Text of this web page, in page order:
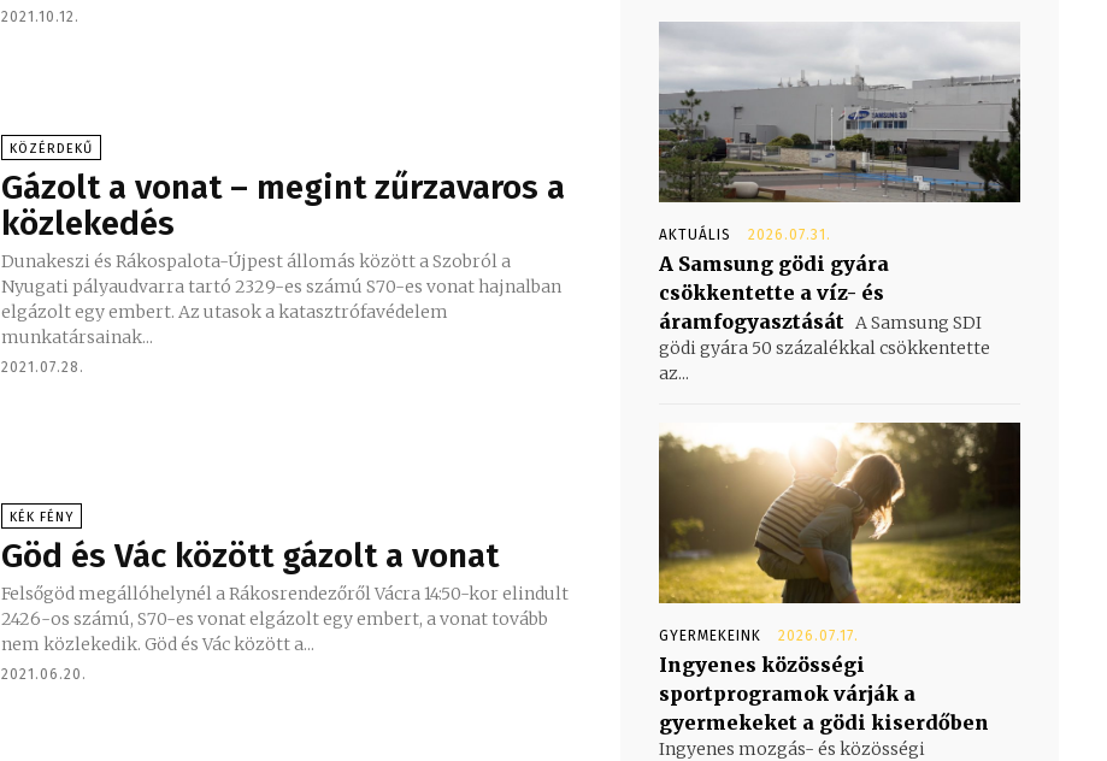
2021.10.12.
KÖZÉRDEKŰ
Gázolt a vonat – megint zűrzavaros a
közlekedés
Dunakeszi és Rákospalota-Újpest állomás között a Szobról a
Nyugati pályaudvarra tartó 2329-es számú S70-es vonat hajnalban
elgázolt egy embert. Az utasok a katasztrófavédelem
munkatársainak...
2021.07.28.
KÉK FÉNY
Göd és Vác között gázolt a vonat
Felsőgöd megállóhelynél a Rákosrendezőről Vácra 14:50-kor elindult
2426-os számú, S70-es vonat elgázolt egy embert, a vonat tovább
nem közlekedik. Göd és Vác között a...
2021.06.20.
AKTUÁLIS 2026.07.31.
A Samsung gödi gyára
csökkentette a víz- és
áramfogyasztását A Samsung SDI
gödi gyára 50 százalékkal csökkentette
az...
GYERMEKEINK 2026.07.17.
Ingyenes közösségi
sportprogramok várják a
gyermekeket a gödi kiserdőben
Ingyenes mozgás- és közösségi